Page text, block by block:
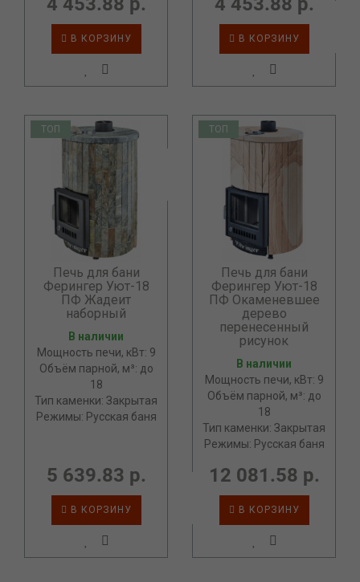
В КОРЗИНУ В КОРЗИНУ
ТОП
Печь для бани
Ферингер Уют-18
ПФ Жадеит
наборный
В наличии
Мощность печи, кВт: 9
Объём парной, м³: до
18
Тип каменки: Закрытая
Режимы: Русская баня
5 639.83 р.
В КОРЗИНУ
ТОП
Печь для бани
Ферингер Уют-18
ПФ Окаменевшее
дерево
перенесенный
рисунок
В наличии
Мощность печи, кВт: 9
Объём парной, м³: до
18
Тип каменки: Закрытая
Режимы: Русская баня
12 081.58 р.
В КОРЗИНУ